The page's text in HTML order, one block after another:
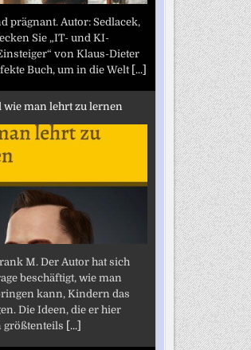
prägnant. Autor: Sedlacek,
Sie „IT- und KI-
von Klaus-Dieter
Buch, um in die Welt [...]
man lehrt zu lernen
M. Der Autor hat sich
beschäftigt, wie man
kann, Kindern das
Die Ideen, die er hier
größtenteils [...]